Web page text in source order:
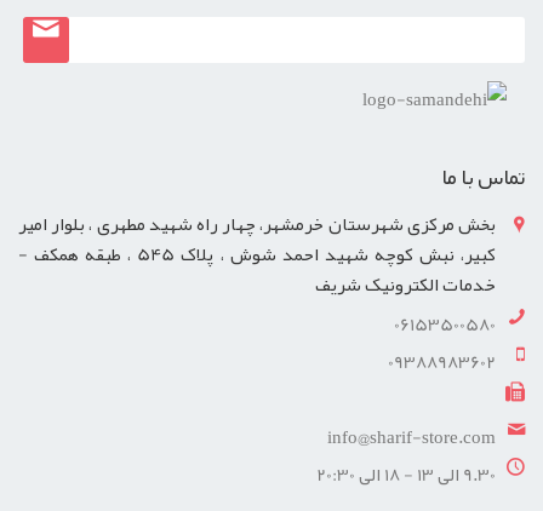
تماس با ما
بخش مرکزی شهرستان خرمشهر، چهار راه شهید مطهری ، بلوار امیر
کبیر، نبش کوچه شهید احمد شوش ، پلاک 545 ، طبقه همکف -
خدمات الکترونیک شریف
06153500580
09388983602
info@sharif-store.com
9.30 الی 13 - 18 الی 20:30